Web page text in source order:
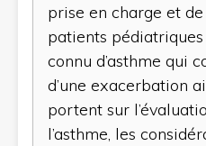
prise en charge et
patients
connu d’asthme qui
d’une exacerbation
portent sur
l’asthme, les